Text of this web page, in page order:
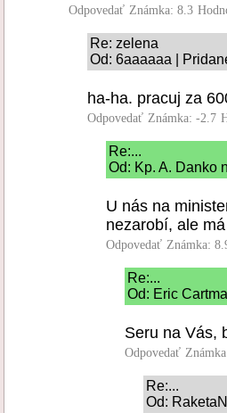
Odpovedať Známka: 8.3
Re: zelena
Od: 6aaaaaa |
ha-ha. pracuj za
Odpovedať Známka: -2.7
Re:...
Od: Kp. A. Danko
U nás na
nezarobí, ale
Odpovedať Známka:
Re:...
Od: Eric
Seru na Vás,
Odpovedať
Re:...
Od: